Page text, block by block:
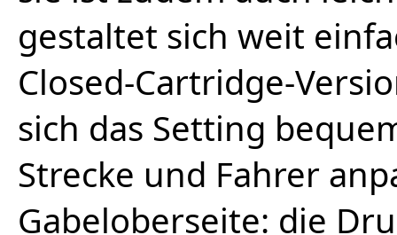
gestaltet sich weit
Closed-Cartridge-
sich das Setting
Strecke und Fahrer
Gabeloberseite: die